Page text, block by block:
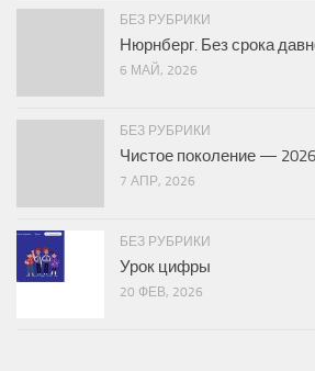
БЕЗ РУБРИКИ
Нюрнберг. Без срока
6 МАЙ, 2026
БЕЗ РУБРИКИ
Чистое поколение — 2026
7 АПР, 2026
БЕЗ РУБРИКИ
Урок цифры
20 ФЕВ, 2026